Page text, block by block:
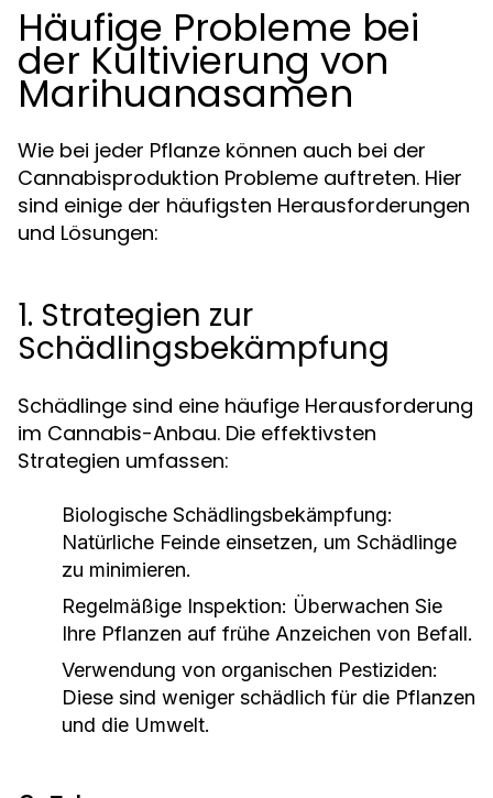
Häufige Probleme bei
der Kultivierung von
Marihuanasamen
Wie bei jeder Pflanze können auch bei der
Cannabisproduktion Probleme auftreten. Hier
sind einige der häufigsten Herausforderungen
und Lösungen:
1. Strategien zur
Schädlingsbekämpfung
Schädlinge sind eine häufige Herausforderung
im Cannabis-Anbau. Die effektivsten
Strategien umfassen:
Biologische Schädlingsbekämpfung:
Natürliche Feinde einsetzen, um Schädlinge
zu minimieren.
Regelmäßige Inspektion: Überwachen Sie
Ihre Pflanzen auf frühe Anzeichen von Befall.
Verwendung von organischen Pestiziden:
Diese sind weniger schädlich für die Pflanzen
und die Umwelt.